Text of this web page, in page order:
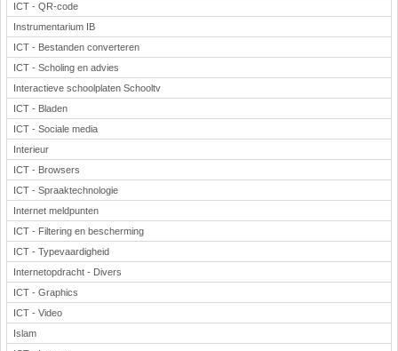
ICT - QR-code
Instrumentarium IB
ICT - Bestanden converteren
ICT - Scholing en advies
Interactieve schoolplaten Schooltv
ICT - Bladen
ICT - Sociale media
Interieur
ICT - Browsers
ICT - Spraaktechnologie
Internet meldpunten
ICT - Filtering en bescherming
ICT - Typevaardigheid
Internetopdracht - Divers
ICT - Graphics
ICT - Video
Islam